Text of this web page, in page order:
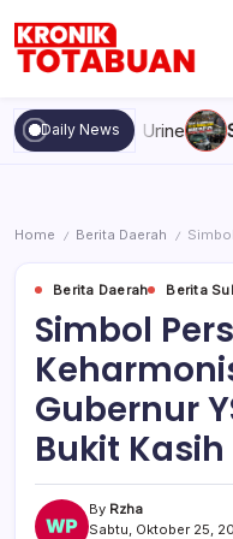
content
Totabuan
hari
ini
Kronik
Daily News
Dites Urine Senin,
Home / Berita Daerah / Simbol
Berita Daerah Berita
Simbol
Gubernur
Bukit Kasih
By Rzha
Sabtu, Oktober 25,